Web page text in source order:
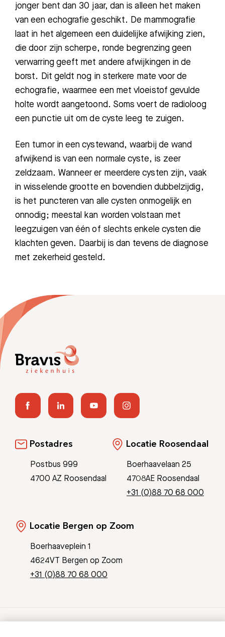
Zoeken
Meest gezocht:
Bezoektijden
Afdelingen
jonger bent dan 30 jaar, dan is alleen het maken
van een echografie geschikt. De mammografie
laat in het algemeen een duidelijke afwijking zien,
die door zijn scherpe, ronde begrenzing geen
verwarring geeft met andere afwijkingen in de
borst. Dit geldt nog in sterkere mate voor de
echografie, waarmee een met vloeistof gevulde
holte wordt aangetoond. Soms voert de radioloog
een punctie uit om de cyste leeg te zuigen.
Een tumor in een cystewand, waarbij de wand
afwijkend is van een normale cyste, is zeer
zeldzaam. Wanneer er meerdere cysten zijn, vaak
in wisselende grootte en bovendien dubbelzijdig,
is het puncteren van alle cysten onmogelijk en
onnodig; meestal kan worden volstaan met
leegzuigen van één of slechts enkele cysten die
klachten geven. Daarbij is dan tevens de diagnose
met zekerheid gesteld.
Postadres
Postbus 999
4700 AZ Roosendaal
Locatie Roosendaal
Boerhaavelaan 25
4708AE Roosendaal
+31 (0)88 70 68 000
Locatie Bergen op Zoom
Boerhaaveplein 1
4624VT Bergen op Zoom
+31 (0)88 70 68 000